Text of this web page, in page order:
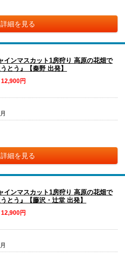
詳細を見る
インマスカット1房狩り 高原の花畑で
とう』【秦野 出発】
円
詳細を見る
インマスカット1房狩り 高原の花畑で
とう』【藤沢・辻堂 出発】
円